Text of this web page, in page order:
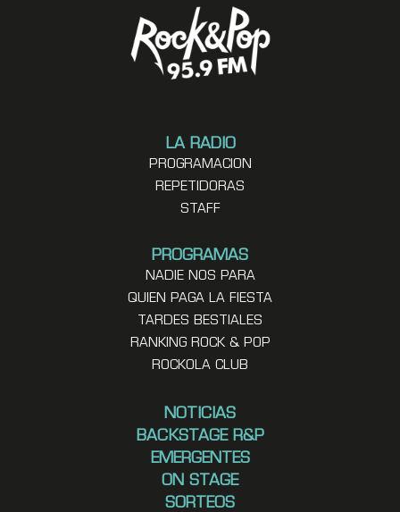
LA RADIO
PROGRAMACION
REPETIDORAS
STAFF
PROGRAMAS
NADIE NOS PARA
QUIEN PAGA LA FIESTA
TARDES BESTIALES
RANKING ROCK & POP
ROCKOLA CLUB
NOTICIAS
BACKSTAGE R&P
EMERGENTES
ON STAGE
SORTEOS